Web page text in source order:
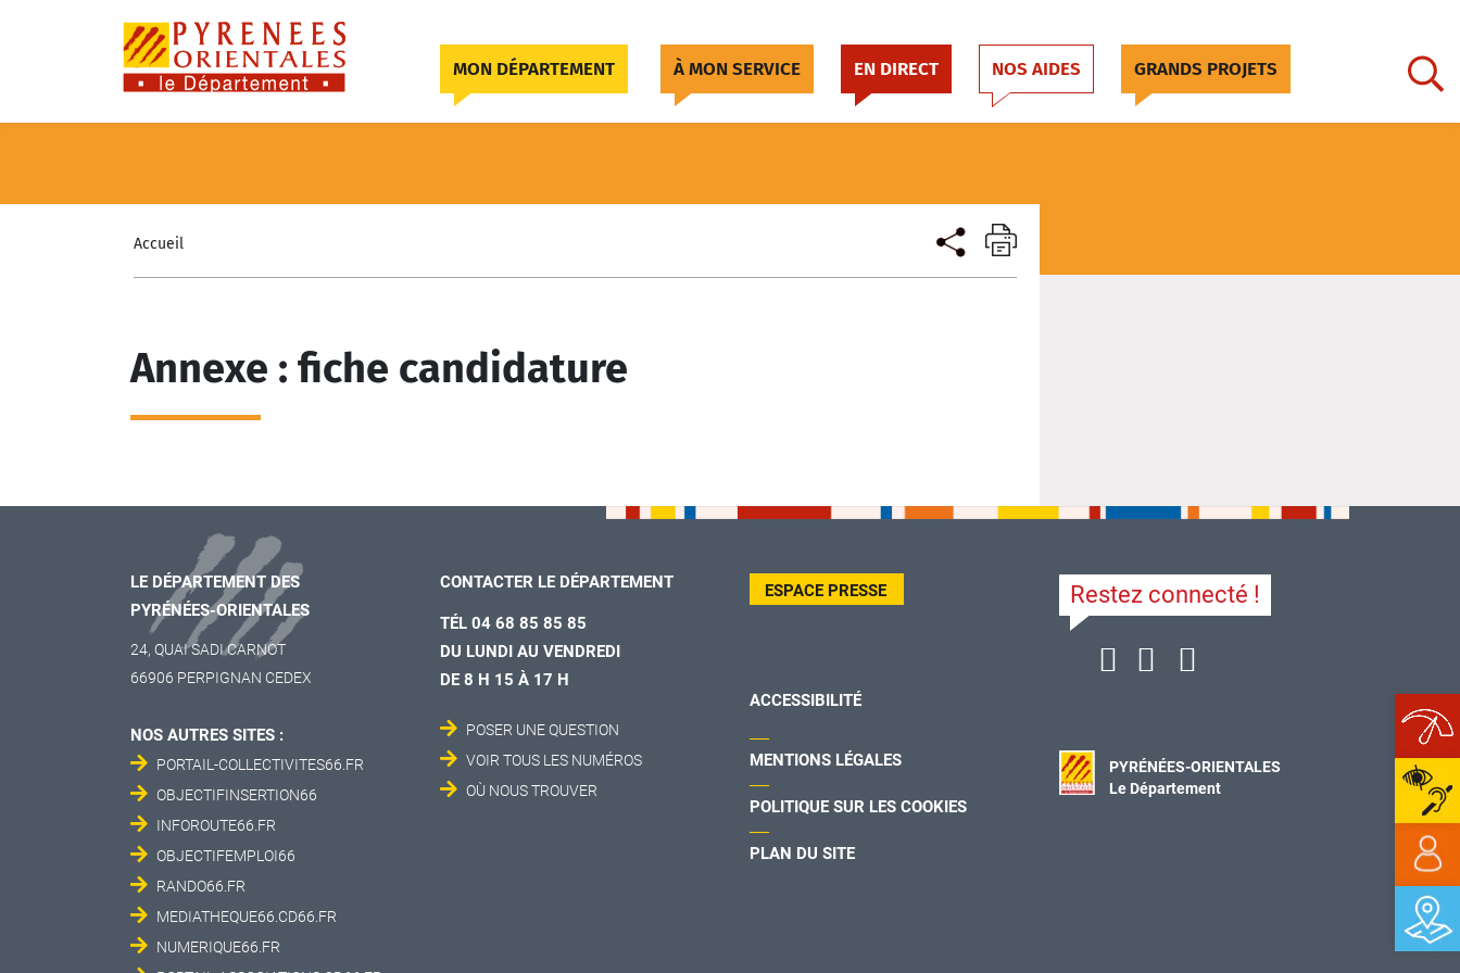
MON DÉPARTEMENT À MON SERVICE EN DIRECT NOS AIDES GRANDS PROJETS
Accueil
Annexe : fiche candidature
LE DÉPARTEMENT DES
PYRÉNÉES-ORIENTALES
24, QUAI SADI CARNOT
66906 PERPIGNAN CEDEX
NOS AUTRES SITES :
PORTAIL-COLLECTIVITES66.FR
OBJECTIFINSERTION66
INFOROUTE66.FR
OBJECTIFEMPLOI66
RANDO66.FR
MEDIATHEQUE66.CD66.FR
NUMERIQUE66.FR
CONTACTER LE DÉPARTEMENT
TÉL 04 68 85 85 85
DU LUNDI AU VENDREDI
DE 8 H 15 À 17 H
POSER UNE QUESTION
VOIR TOUS LES NUMÉROS
OÙ NOUS TROUVER
ESPACE PRESSE
ACCESSIBILITÉ
MENTIONS LÉGALES
POLITIQUE SUR LES COOKIES
PLAN DU SITE
Restez connecté !
PYRÉNÉES-ORIENTALES
Le Département